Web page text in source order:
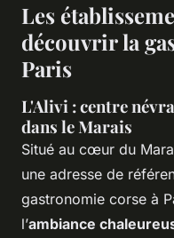
Les
découvrir la
Paris
L'Alivi : centre
dans le Marais
Situé au cœur du
une adresse de
gastronomie corse à
l’ambiance